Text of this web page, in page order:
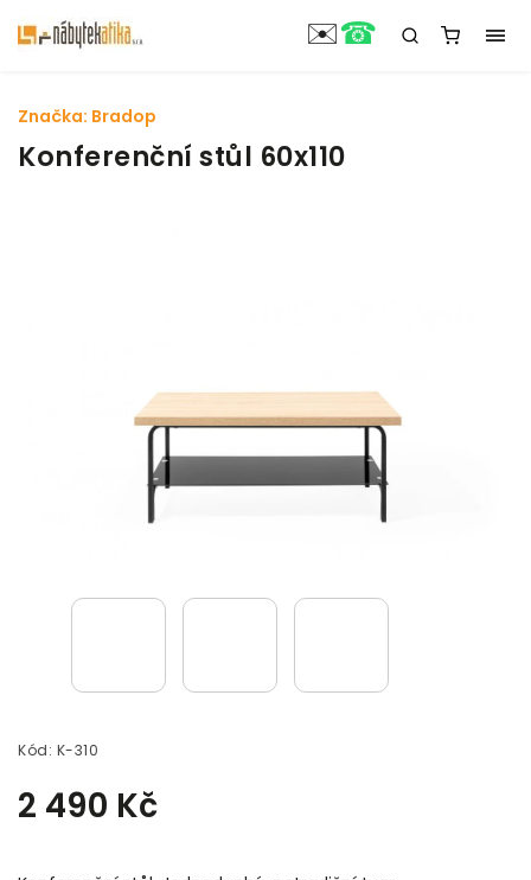
Konferenční stůl 60x110
Kód: K-310
2 490 Kč
Značka: Bradop
✉️☎